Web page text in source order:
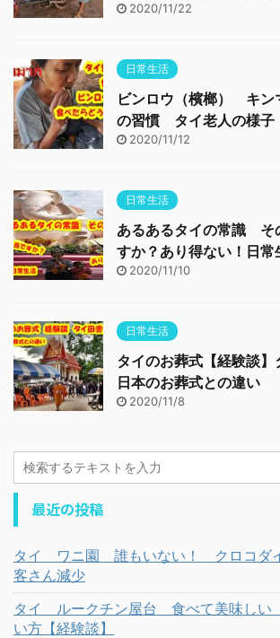
2020/11/22
日常生活
ビンロウ（檳榔） キ
の習慣 タイ老人の様子
2020/11/12
日常生活
あるあるタイの常識
すか？あり得ない！日常
2020/11/10
日常生活
タイのお葬式【経験談
日本のお葬式との違い
2020/11/8
最近の投稿
タイ ワニ園 誰もいない！ クロコダ
客さん減少
タイ ルークチン屋台 食べて美味し
い方【経験談】